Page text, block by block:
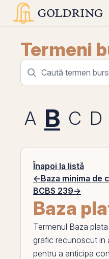
Termeni
A B C D
Înapoi la listă
←Baza minima de
BCBS 239→
Baza
Termenul Baza plata
grafic recunoscut in
pentru a anticipa